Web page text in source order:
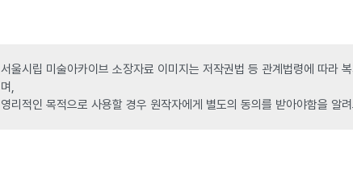
서울시립 미술아카이브 소장자료 이미지는 저작권법 등 관계법령에 따라
며,
영리적인 목적으로 사용할 경우 원작자에게 별도의 동의를 받아야함을 알